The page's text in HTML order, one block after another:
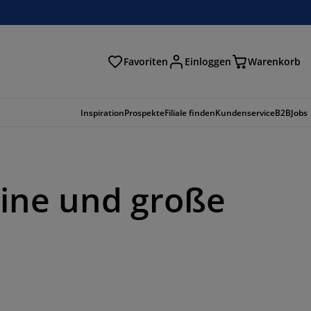
Favoriten Einloggen Warenkorb
InspirationProspekteFiliale findenKundenserviceB2BJobs
und große